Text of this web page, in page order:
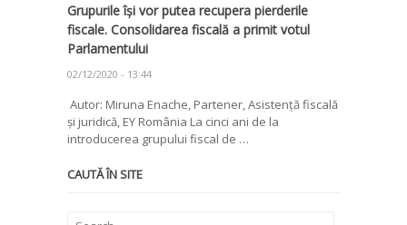
Grupurile își vor putea recupera pierderile
fiscale. Consolidarea fiscală a primit votul
Parlamentului
02/12/2020 - 13:44
Autor: Miruna Enache, Partener, Asistență fiscală
și juridică, EY România La cinci ani de la
introducerea grupului fiscal de …
CAUTĂ ÎN SITE